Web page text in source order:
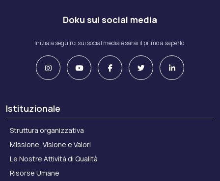
Doku sui social media
Inizia a seguirci sui social media e sarai il primo a saperlo.
Istituzionale
Struttura organizzativa
Missione, Visione e Valori
Le Nostre Attività di Qualità
Risorse Umane